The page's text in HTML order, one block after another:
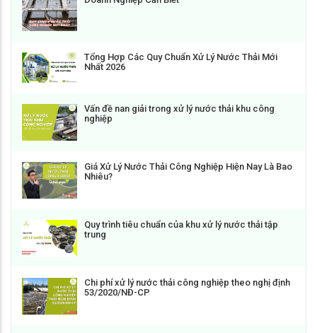
Tổng Hợp Các Quy Chuẩn Xử Lý Nước Thải Mới
Nhất 2026
Vấn đề nan giải trong xử lý nước thải khu công
nghiệp
Giá Xử Lý Nước Thải Công Nghiệp Hiện Nay Là Bao
Nhiêu?
Quy trình tiêu chuẩn của khu xử lý nước thải tập
trung
Chi phí xử lý nước thải công nghiệp theo nghị định
53/2020/NĐ-CP